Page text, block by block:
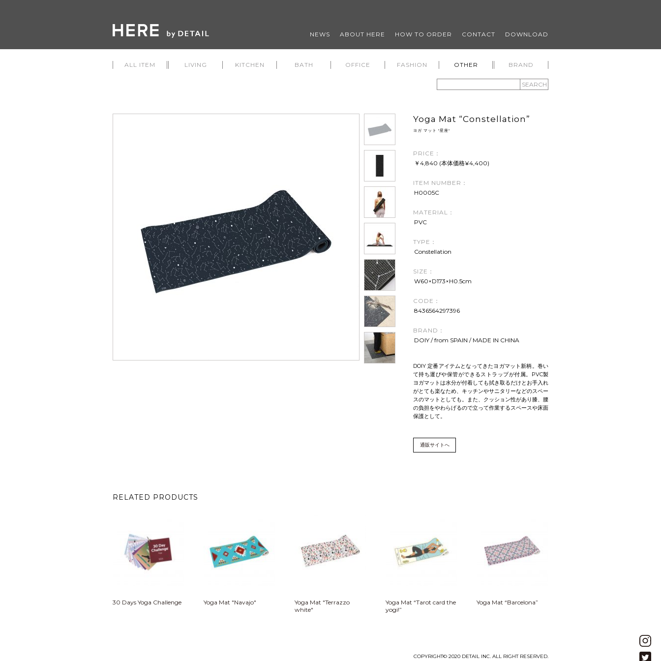
NEWS ABOUT HERE HOW TO ORDER CONTACT DOWNLOAD
ALL ITEM LIVING KITCHEN BATH OFFICE FASHION OTHER BRAND
SEARCH
Yoga Mat “Constellation”
ヨガ マット "星座"
PRICE：
￥4,840 (本体価格¥4,400)
ITEM NUMBER：
H0005C
MATERIAL：
PVC
TYPE：
Constellation
SIZE：
W60×D173×H0.5cm
CODE：
8436564297396
BRAND：
DOIY / from SPAIN / MADE IN CHINA
DOIY 定番アイテムとなってきたヨガマット新柄。巻い
て持ち運びや保管ができるストラップが付属。PVC製
ヨガマットは水分が付着しても拭き取るだけとお手入れ
がとても楽なため、キッチンやサニタリーなどのスペー
スのマットとしても。また、クッション性があり膝、腰
の負担をやわらげるので立って作業するスペースや床面
保護として。
通販サイトへ
RELATED PRODUCTS
30 Days Yoga Challenge Yoga Mat "Navajo"
Yoga Mat "Terrazzo
white"
Yoga Mat “Tarot card the
yogi!”
Yoga Mat “Barcelona”
COPYRIGHT© 2020 DETAIL INC. ALL RIGHT RESERVED.